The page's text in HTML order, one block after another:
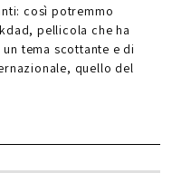
così potremmo
pellicola che ha
tema scottante e di
quello del